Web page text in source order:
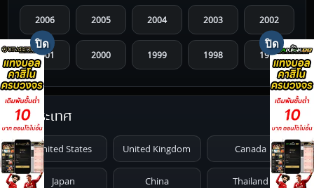
2006 2005 2004 2003 2002
2001 2000 1999 1998 1997
1996 1995 1994 1993 1992
1991 1987
1986 1985 1984 1983 1982
ประเทศ
United States United Kingdom Canada
Japan China Thailand